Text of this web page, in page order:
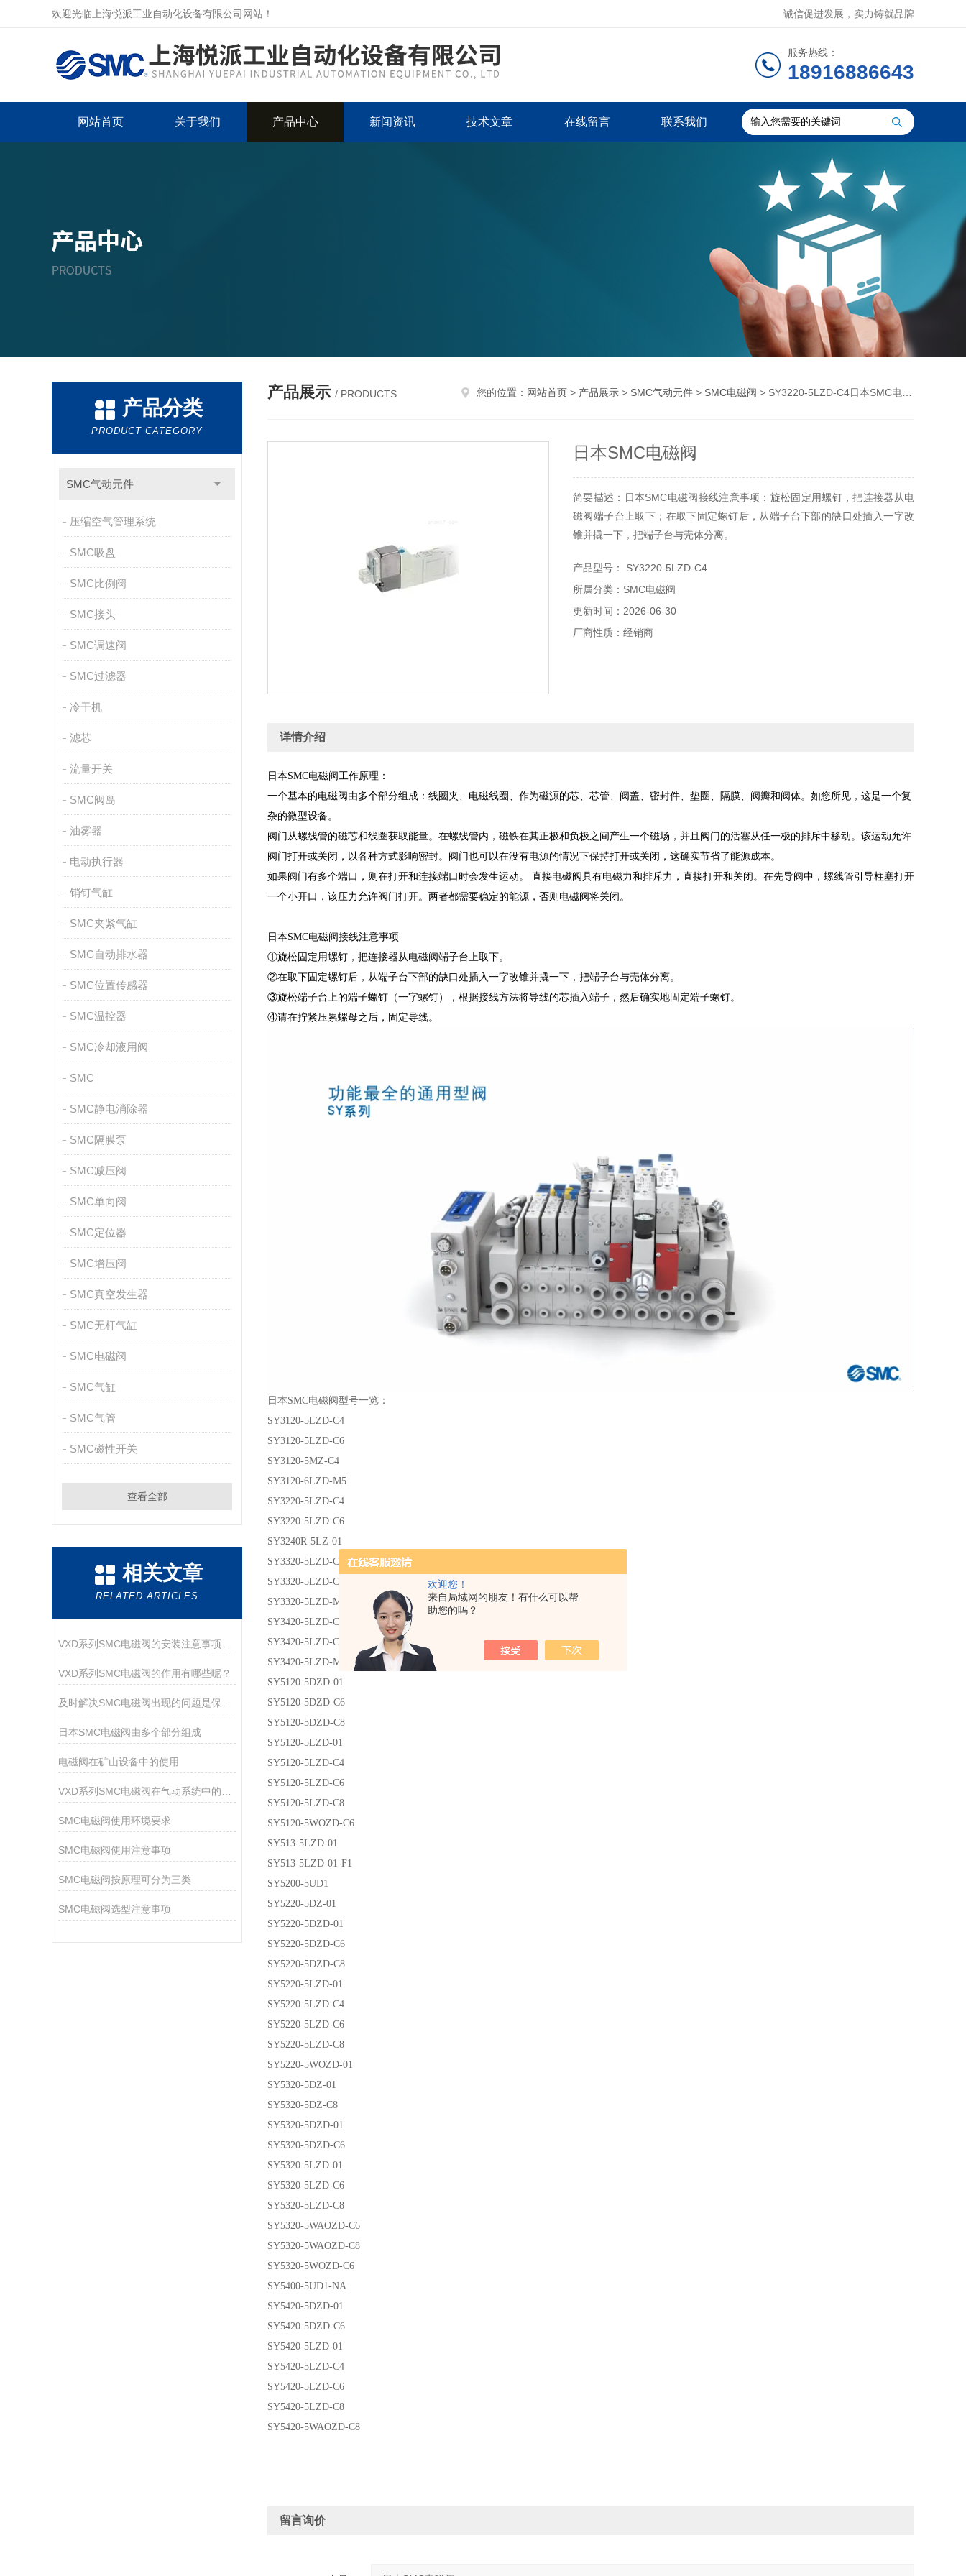
欢迎您！
来自局域网的朋友！有什么可以帮
助您的吗？
欢迎光临上海悦派工业自动化设备有限公司网站！ 诚信促进发展，实力铸就品牌
服务热线：
18916886643
网站首页 关于我们 产品中心 新闻资讯 技术文章 在线留言 联系我们
产品分类
PRODUCT CATEGORY
SMC气动元件
压缩空气管理系统
SMC吸盘
SMC比例阀
SMC接头
SMC调速阀
SMC过滤器
冷干机
滤芯
流量开关
SMC阀岛
油雾器
电动执行器
销钉气缸
SMC夹紧气缸
SMC自动排水器
SMC位置传感器
SMC温控器
SMC冷却液用阀
SMC
SMC静电消除器
SMC隔膜泵
SMC减压阀
SMC单向阀
SMC定位器
SMC增压阀
SMC真空发生器
SMC无杆气缸
SMC电磁阀
SMC气缸
SMC气管
SMC磁性开关
查看全部
相关文章
RELATED ARTICLES
VXD系列SMC电磁阀的作用有哪些呢？
日本SMC电磁阀由多个部分组成
电磁阀在矿山设备中的使用
SMC电磁阀使用环境要求
SMC电磁阀使用注意事项
SMC电磁阀按原理可分为三类
SMC电磁阀选型注意事项
产品展示 / PRODUCTS 您的位置： 网站首页 > 产品展示 > SMC气动元件 > SMC电磁阀 > SY3220-5LZD-C4日本SMC电磁阀
日本SMC电磁阀
简要描述：日本SMC电磁阀接线注意事项：旋松固定用螺钉，把连接器从电
磁阀端子台上取下；在取下固定螺钉后，从端子台下部的缺口处插入一字改
锥并撬一下，把端子台与壳体分离。
产品型号： SY3220-5LZD-C4
所属分类：SMC电磁阀
更新时间：2026-06-30
厂商性质：经销商
详情介绍
日本SMC电磁阀工作原理：
一个基本的电磁阀由多个部分组成：线圈夹、电磁线圈、作为磁源的芯、芯管、阀盖、密封件、垫圈、隔膜、阀瓣和阀体。如您所见，这是一个复
杂的微型设备。
阀门从螺线管的磁芯和线圈获取能量。在螺线管内，磁铁在其正极和负极之间产生一个磁场，并且阀门的活塞从任一极的排斥中移动。该运动允许
阀门打开或关闭，以各种方式影响密封。阀门也可以在没有电源的情况下保持打开或关闭，这确实节省了能源成本。
如果阀门有多个端口，则在打开和连接端口时会发生运动。 直接电磁阀具有电磁力和排斥力，直接打开和关闭。在先导阀中，螺线管引导柱塞打开
一个小开口，该压力允许阀门打开。两者都需要稳定的能源，否则电磁阀将关闭。
日本SMC电磁阀接线注意事项
①旋松固定用螺钉，把连接器从电磁阀端子台上取下。
②在取下固定螺钉后，从端子台下部的缺口处插入一字改锥并撬一下，把端子台与壳体分离。
③旋松端子台上的端子螺钉（一字螺钉），根据接线方法将导线的芯插入端子，然后确实地固定端子螺钉。
④请在拧紧压累螺母之后，固定导线。
日本SMC电磁阀型号一览：
SY3120-5LZD-C4
SY3120-5LZD-C6
SY3120-5MZ-C4
SY3120-6LZD-M5
SY3220-5LZD-C4
SY3220-5LZD-C6
SY3240R-5LZ-01
SY3320-5LZD-C4
SY3320-5LZD-C6
SY3320-5LZD-M5
SY3420-5LZD-C4
SY3420-5LZD-C6
SY3420-5LZD-M5
SY5120-5DZD-01
SY5120-5DZD-C6
SY5120-5DZD-C8
SY5120-5LZD-01
SY5120-5LZD-C4
SY5120-5LZD-C6
SY5120-5LZD-C8
SY5120-5WOZD-C6
SY513-5LZD-01
SY513-5LZD-01-F1
SY5200-5UD1
SY5220-5DZ-01
SY5220-5DZD-01
SY5220-5DZD-C6
SY5220-5DZD-C8
SY5220-5LZD-01
SY5220-5LZD-C4
SY5220-5LZD-C6
SY5220-5LZD-C8
SY5220-5WOZD-01
SY5320-5DZ-01
SY5320-5DZ-C8
SY5320-5DZD-01
SY5320-5DZD-C6
SY5320-5LZD-01
SY5320-5LZD-C6
SY5320-5LZD-C8
SY5320-5WAOZD-C6
SY5320-5WAOZD-C8
SY5320-5WOZD-C6
SY5400-5UD1-NA
SY5420-5DZD-01
SY5420-5DZD-C6
SY5420-5LZD-01
SY5420-5LZD-C4
SY5420-5LZD-C6
SY5420-5LZD-C8
SY5420-5WAOZD-C8
留言询价